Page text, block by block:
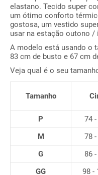
elastano. Tecido super
um ótimo conforto
gostosa, um vestido
usar na estação outono /
A modelo está usando o
83 cm de busto e 67 cm
Veja qual é o seu
Tamanho
P 74
M
78
G
86
GG
98 -